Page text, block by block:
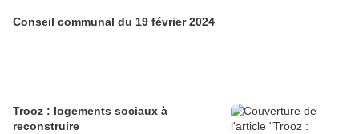
Conseil communal du 19 février 2024
Trooz : logements sociaux à
reconstruire